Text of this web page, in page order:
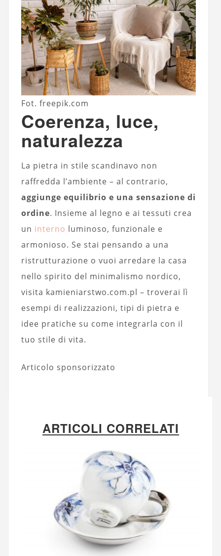
Fot. freepik.com
Coerenza, luce,
naturalezza
La pietra in stile scandinavo non
raffredda l’ambiente – al contrario,
aggiunge equilibrio e una sensazione di
ordine. Insieme al legno e ai tessuti crea
un interno luminoso, funzionale e
armonioso. Se stai pensando a una
ristrutturazione o vuoi arredare la casa
nello spirito del minimalismo nordico,
visita kamieniarstwo.com.pl – troverai lì
esempi di realizzazioni, tipi di pietra e
idee pratiche su come integrarla con il
tuo stile di vita.
Articolo sponsorizzato
ARTICOLI CORRELATI